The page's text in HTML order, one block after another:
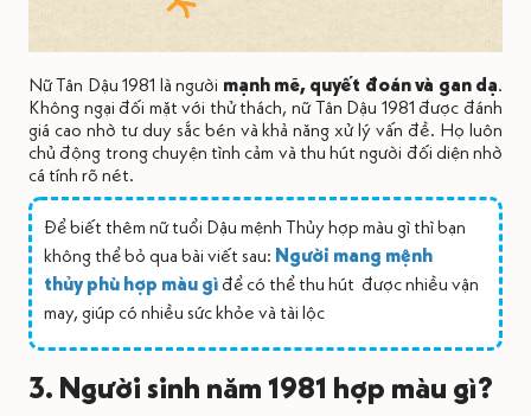
Nữ Tân Dậu 1981 là người mạnh mẽ, quyết đoán và gan dạ.
Không ngại đối mặt với thử thách, nữ Tân Dậu 1981 được đánh
giá cao nhờ tư duy sắc bén và khả năng xử lý vấn đề. Họ luôn
chủ động trong chuyện tình cảm và thu hút người đối diện nhờ
cá tính rõ nét.
Để biết thêm nữ tuổi Dậu mệnh Thủy hợp màu gì thì bạn
không thể bỏ qua bài viết sau: Người mang mệnh
thủy phù hợp màu gìđể có thể thu hút được nhiều vận
may, giúp có nhiều sức khỏe và tài lộc
3. Người sinh năm 1981 hợp màu gì?